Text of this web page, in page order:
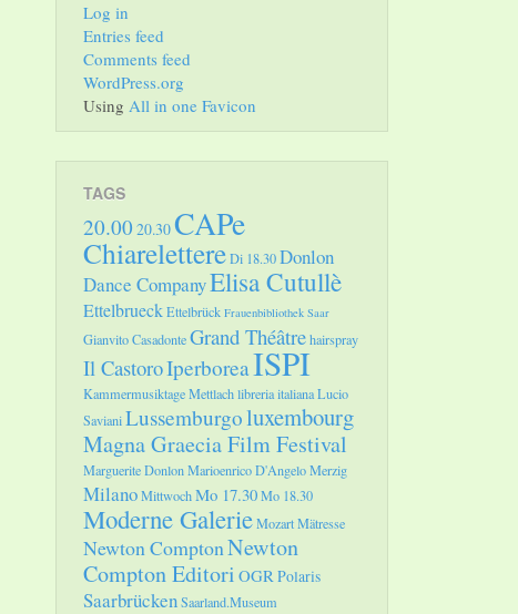
Log in
Entries feed
Comments feed
WordPress.org
Using All in one Favicon
TAGS
20.00 20.30CAPe
ChiarelettereDi 18.30Donlon
Dance CompanyElisa Cutullè
EttelbrueckEttelbrück Frauenbibliothek Saar
Gianvito CasadonteGrand Théâtrehairspray
Il CastoroIperboreaISPI
Kammermusiktage Mettlachlibreria italianaLucio
SavianiLussemburgoluxembourg
Magna Graecia Film Festival
Marguerite DonlonMarioenrico D'AngeloMerzig
MilanoMittwochMo 17.30Mo 18.30
Moderne GalerieMozartMätresse
Newton ComptonNewton
Compton Editori OGRPolaris
SaarbrückenSaarland.Museum